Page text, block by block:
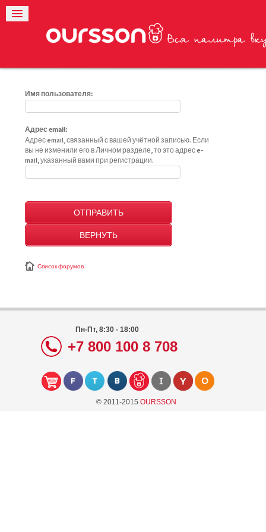
Имя пользователя:
Адрес email:
Адрес email, связанный с вашей учётной записью. Если
вы не изменили его в Личном разделе, то это адрес e-
mail, указанный вами при регистрации.
Список форумов
Пн-Пт, 8:30 - 18:00
+7 800 100 8 708
© 2011-2015 OURSSON